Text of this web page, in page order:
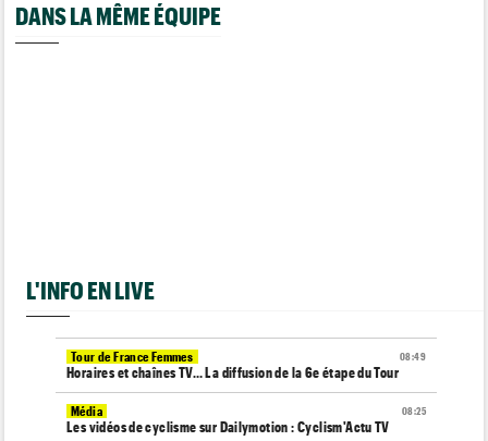
DANS LA MÊME ÉQUIPE
L'INFO EN LIVE
08:49
Tour de France Femmes
Horaires et chaînes TV… La diffusion de la 6e étape du Tour
08:25
Média
Les vidéos de cyclisme sur Dailymotion : Cyclism'Actu TV